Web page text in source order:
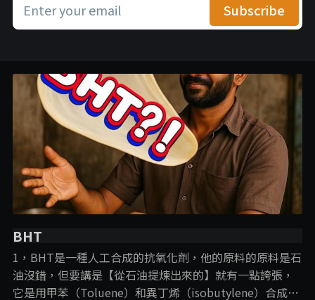
Enter your email Subscribe
BHT
1，BHT是一種人工合成的抗氧化劑，他的原料的原料是石
油沒錯，但要講是【從石油提煉出來的】就有一點誇張，
它是用甲苯（Toluene）和異丁烯（isobutylene）合成